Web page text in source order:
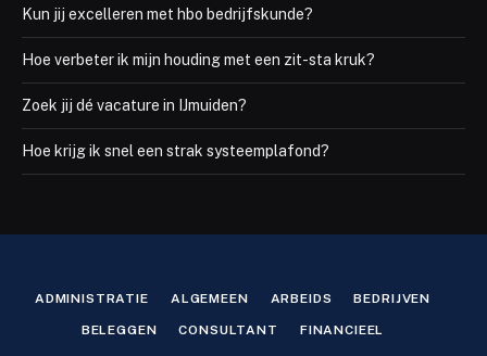
Kun jij excelleren met hbo bedrijfskunde?
Hoe verbeter ik mijn houding met een zit-sta kruk?
Zoek jij dé vacature in IJmuiden?
Hoe krijg ik snel een strak systeemplafond?
ADMINISTRATIE ALGEMEEN ARBEIDS BEDRIJVEN
BELEGGEN CONSULTANT FINANCIEEL